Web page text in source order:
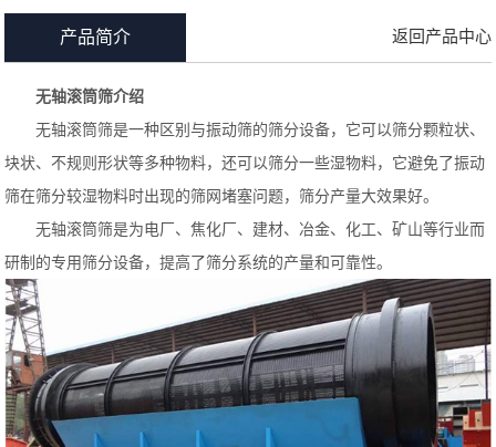
产品简介 返回产品中心
无轴滚筒筛介绍
无轴滚筒筛是一种区别与振动筛的筛分设备，它可以筛分颗粒状、
块状、不规则形状等多种物料，还可以筛分一些湿物料，它避免了振动
筛在筛分较湿物料时出现的筛网堵塞问题，筛分产量大效果好。
无轴滚筒筛是为电厂、焦化厂、建材、冶金、化工、矿山等行业而
研制的专用筛分设备，提高了筛分系统的产量和可靠性。